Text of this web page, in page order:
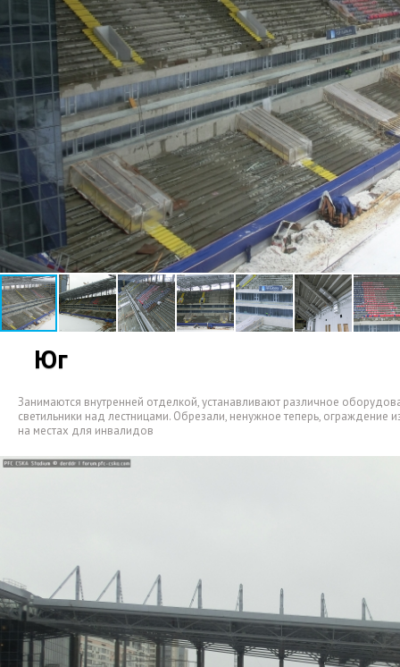
Юг
Занимаются внутренней отделкой,устанавливают различное
светильники над лестницами. Обрезали, ненужное теперь, ограждение
на местах для инвалидов